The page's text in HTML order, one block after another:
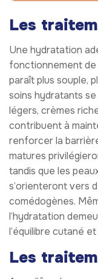
Les
Une hydratation
fonctionnement de
paraît plus souple,
soins hydratants
légers, crèmes
contribuent à
renforcer la
matures
tandis que les
s’orienteront vers
comédogènes.
l’hydratation
l’équilibre cutané
Les